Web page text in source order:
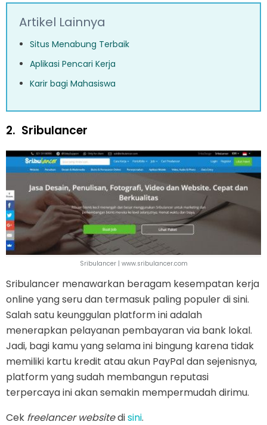
Artikel Lainnya
Situs Menabung Terbaik
Aplikasi Pencari Kerja
Karir bagi Mahasiswa
2. Sribulancer
Sribulancer | www.sribulancer.com
Sribulancer menawarkan beragam kesempatan kerja
online yang seru dan termasuk paling populer di sini.
Salah satu keunggulan platform ini adalah
menerapkan pelayanan pembayaran via bank lokal.
Jadi, bagi kamu yang selama ini bingung karena tidak
memiliki kartu kredit atau akun PayPal dan sejenisnya,
platform yang sudah membangun reputasi
terpercaya ini akan semakin mempermudah dirimu.
Cek freelancer websitedisini.